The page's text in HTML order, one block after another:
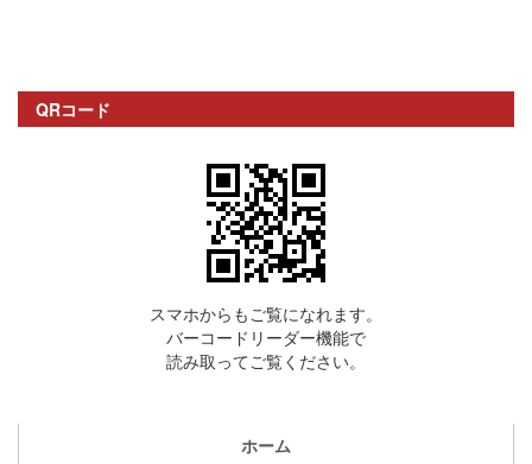
QRコード
スマホからもご覧になれます。
バーコードリーダー機能で
読み取ってご覧ください。
ホーム